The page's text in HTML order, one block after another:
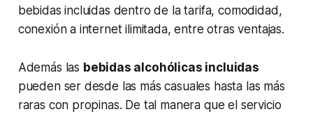
bebidas incluidas dentro de la tarifa, comodidad,
conexión a internet ilimitada, entre otras ventajas.
Además las bebidas alcohólicas incluidas
pueden ser desde las más casuales hasta las más
raras con propinas. De tal manera que el servicio